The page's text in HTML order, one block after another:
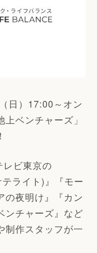
日）17:00～オン
ベンチャーズ」
ビ東京の
ライト)』『モー
の夜明け』『カン
ンチャーズ』など
制作スタッフが一